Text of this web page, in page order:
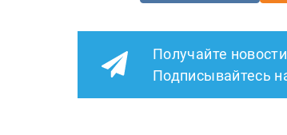
Получайте
Подписывайтесь